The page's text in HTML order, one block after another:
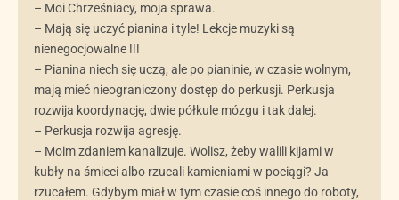
– Moi Chrześniacy, moja sprawa.
– Mają się uczyć pianina i tyle! Lekcje muzyki są
nienegocjowalne !!!
– Pianina niech się uczą, ale po pianinie, w czasie wolnym,
mają mieć nieograniczony dostęp do perkusji. Perkusja
rozwija koordynację, dwie półkule mózgu i tak dalej.
– Perkusja rozwija agresję.
– Moim zdaniem kanalizuje. Wolisz, żeby walili kijami w
kubły na śmieci albo rzucali kamieniami w pociągi? Ja
rzucałem. Gdybym miał w tym czasie coś innego do roboty,